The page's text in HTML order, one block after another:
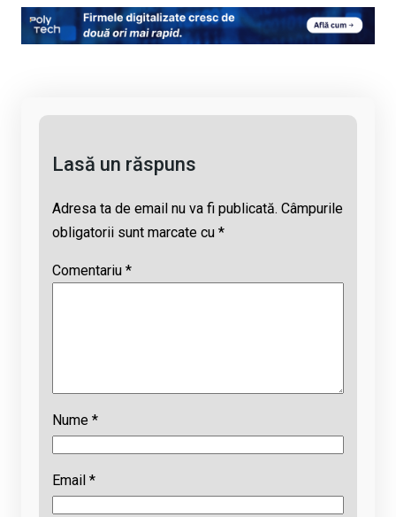
py
Li
ce
b
at
s
e
a
ail
Lasă un răspuns
Adresa ta de email nu va fi publicată. Câmpurile
obligatorii sunt marcate cu *
Comentariu *
Nume *
Email *